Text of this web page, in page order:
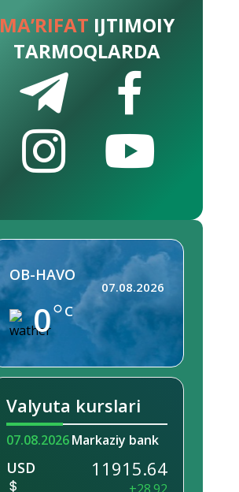
MA’RIFAT IJTIMOIY
TARMOQLARDA
OB-HAVO
0 C
07.08.2026
Valyuta kurslari
07.08.2026Markaziy bank
USD 11915.64